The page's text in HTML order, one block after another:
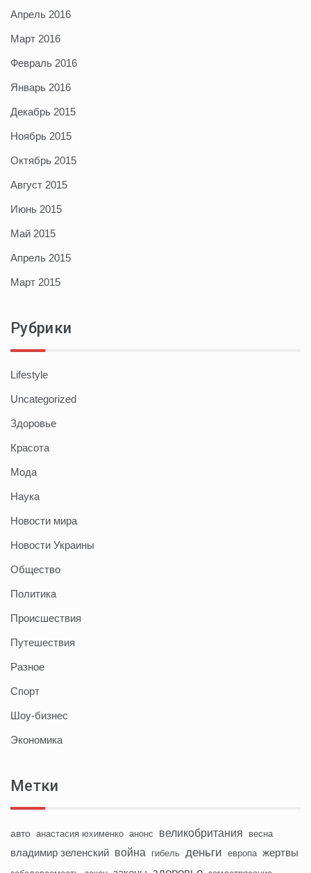
Апрель 2016
Март 2016
Февраль 2016
Январь 2016
Декабрь 2015
Ноябрь 2015
Октябрь 2015
Август 2015
Июнь 2015
Май 2015
Апрель 2015
Март 2015
Рубрики
Lifestyle
Uncategorized
Здоровье
Красота
Мода
Наука
Новости мира
Новости Украины
Общество
Политика
Происшествия
Путешествия
Разное
Спорт
Шоу-бизнес
Экономика
Метки
авто анастасия юхименко анонс великобритания весна
владимир зеленский война гибель деньги европа жертвы